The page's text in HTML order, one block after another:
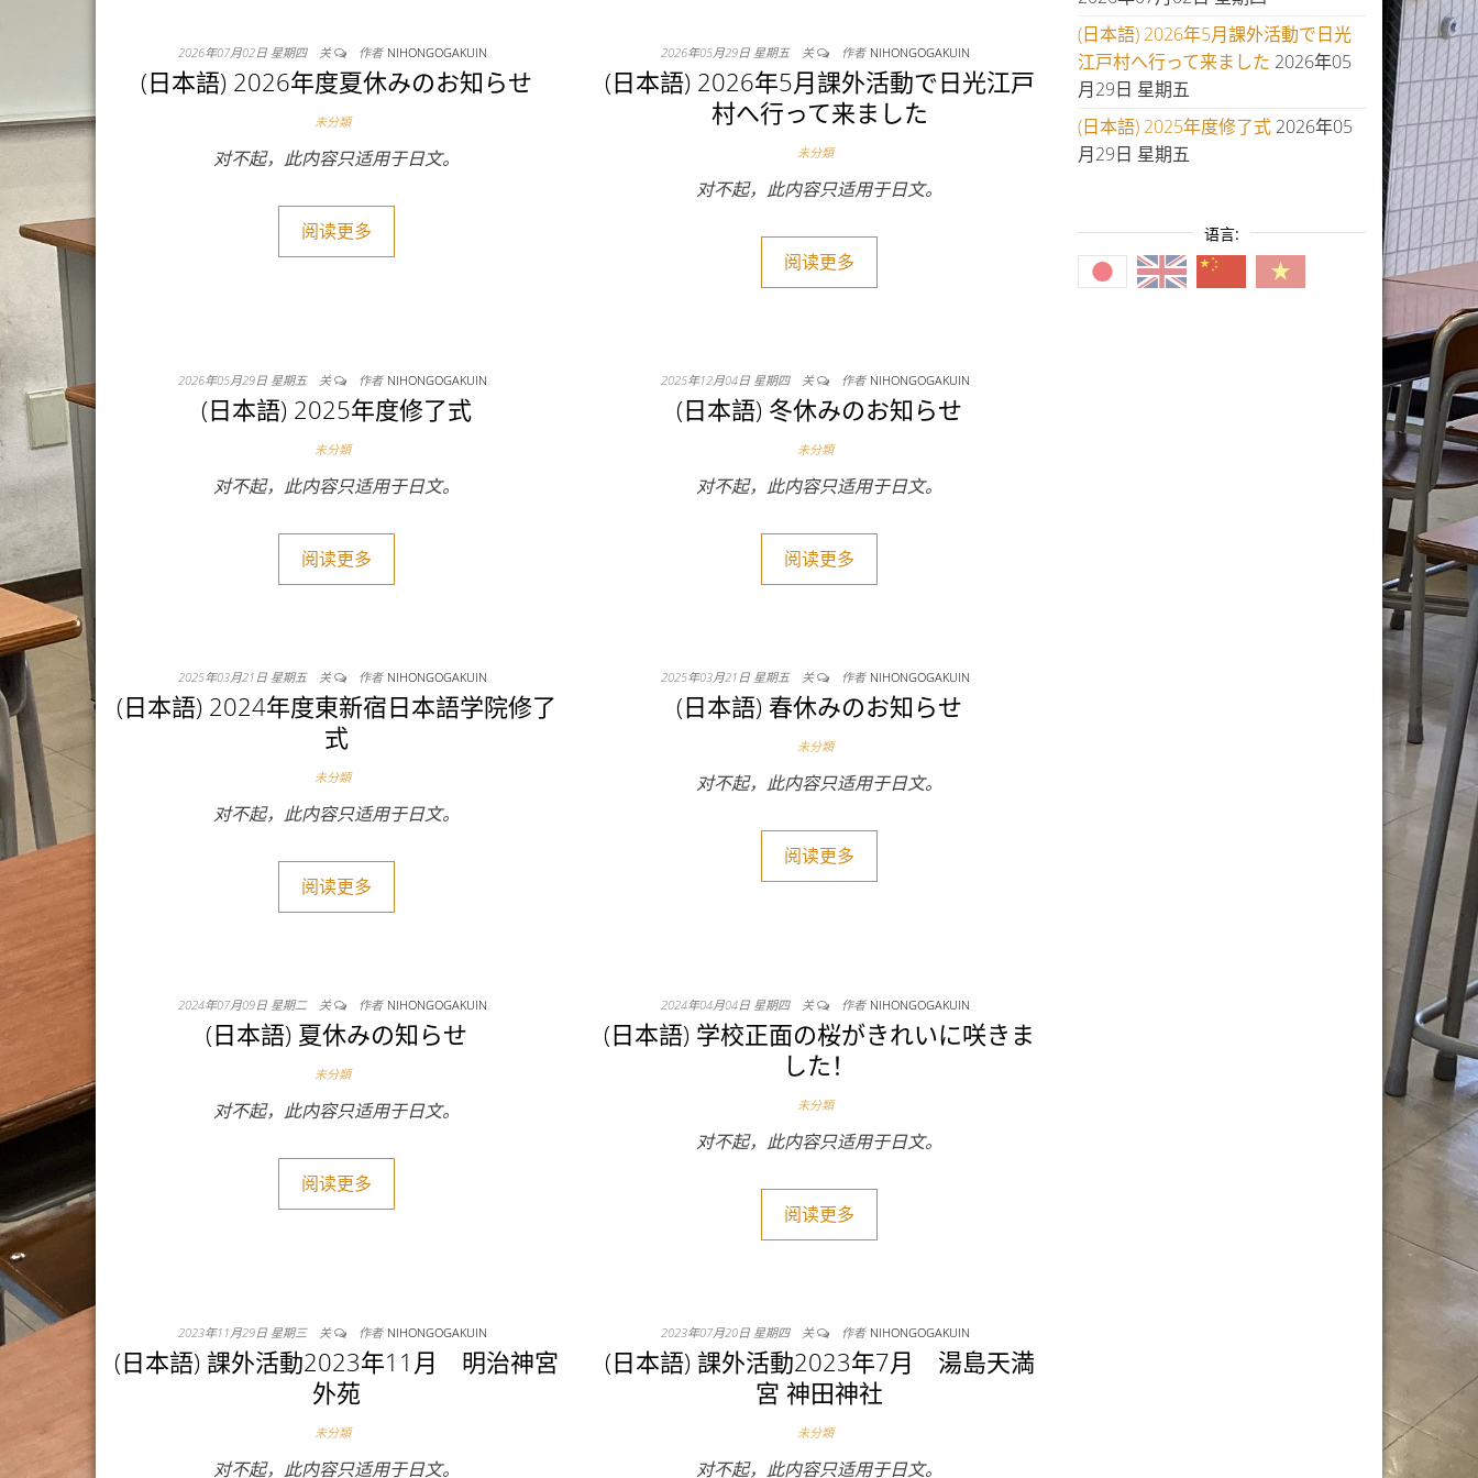
2026年07月02日 星期四 关 作者 NIHONGOGAKUIN
(日本語) 2026年度夏休みのお知らせ
未分類
对不起，此内容只适用于日文。
阅读更多
2026年05月29日 星期五 关 作者 NIHONGOGAKUIN
(日本語) 2026年5月課外活動で日光江戸
村へ行って来ました
未分類
对不起，此内容只适用于日文。
阅读更多
2026年05月29日 星期五 关 作者 NIHONGOGAKUIN
(日本語) 2025年度修了式
未分類
对不起，此内容只适用于日文。
阅读更多
2025年12月04日 星期四 关 作者 NIHONGOGAKUIN
(日本語) 冬休みのお知らせ
未分類
对不起，此内容只适用于日文。
阅读更多
2025年03月21日 星期五 关 作者 NIHONGOGAKUIN
(日本語) 2024年度東新宿日本語学院修了
式
未分類
对不起，此内容只适用于日文。
阅读更多
2025年03月21日 星期五 关 作者 NIHONGOGAKUIN
(日本語) 春休みのお知らせ
未分類
对不起，此内容只适用于日文。
阅读更多
2024年07月09日 星期二 关 作者 NIHONGOGAKUIN
(日本語) 夏休みの知らせ
未分類
对不起，此内容只适用于日文。
阅读更多
2024年04月04日 星期四 关 作者 NIHONGOGAKUIN
(日本語) 学校正面の桜がきれいに咲きま
した！
未分類
对不起，此内容只适用于日文。
阅读更多
2023年11月29日 星期三 关 作者 NIHONGOGAKUIN
(日本語) 課外活動2023年11月 明治神宮
外苑
未分類
对不起，此内容只适用于日文。
2023年07月20日 星期四 关 作者 NIHONGOGAKUIN
(日本語) 課外活動2023年7月 湯島天満
宮 神田神社
未分類
对不起，此内容只适用于日文。
(日本語) 2026年5月課外活動で日光
江戸村へ行って来ました 2026年05
月29日 星期五
(日本語) 2025年度修了式 2026年05
月29日 星期五
语言: